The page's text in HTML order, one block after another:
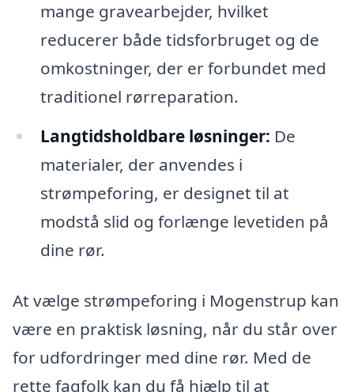
mange gravearbejder, hvilket
reducerer både tidsforbruget og de
omkostninger, der er forbundet med
traditionel rørreparation.
Langtidsholdbare løsninger: De
materialer, der anvendes i
strømpeforing, er designet til at
modstå slid og forlænge levetiden på
dine rør.
At vælge strømpeforing i Mogenstrup kan
være en praktisk løsning, når du står over
for udfordringer med dine rør. Med de
rette fagfolk kan du få hjælp til at